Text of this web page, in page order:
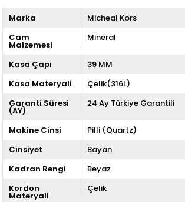
Marka
Micheal Kors
Cam
Malzemesi
Mineral
Kasa Çapı
39 MM
Kasa Materyali
Çelik(316L)
Garanti Süresi
(AY)
24 Ay Türkiye Garantili
Makine Cinsi
Pilli (Quartz)
Cinsiyet
Bayan
Kadran Rengi
Beyaz
Kordon
Materyali
Çelik